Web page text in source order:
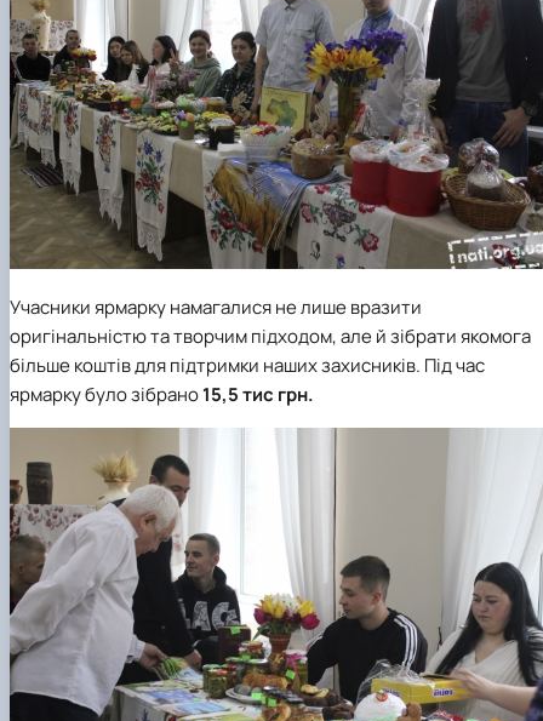
Учасники ярмарку намагалися не лише вразити
оригінальністю та творчим підходом, але й зібрати якомога
більше коштів для підтримки наших захисників. Під час
ярмарку було зібрано15,5 тис грн.